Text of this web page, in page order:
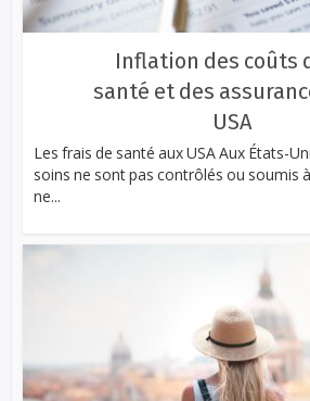
Inflation des coûts
santé et des
USA
Les frais de santé aux USA Aux États-
soins ne sont pas contrôlés ou soumis
ne...